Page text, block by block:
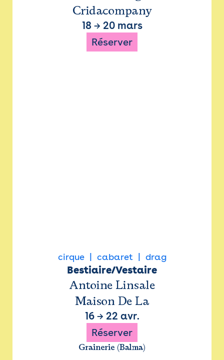
Cridacompany
18 → 20 mars
Réserver
cirque cabaret drag
Bestiaire/Vestaire
Antoine Linsale
Maison De La
16→ 22 avr.
Réserver
Grainerie (Balma)